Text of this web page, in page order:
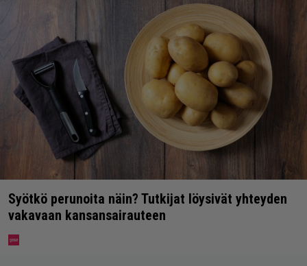
Syötkö perunoita näin? Tutkijat löysivät yhteyden
vakavaan kansansairauteen